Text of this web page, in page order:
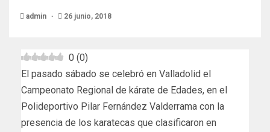
admin 26 junio, 2018
0 (0)
El pasado sábado se celebró en Valladolid el
Campeonato Regional de kárate de Edades, en el
Polideportivo Pilar Fernández Valderrama con la
presencia de los karatecas que clasificaron en